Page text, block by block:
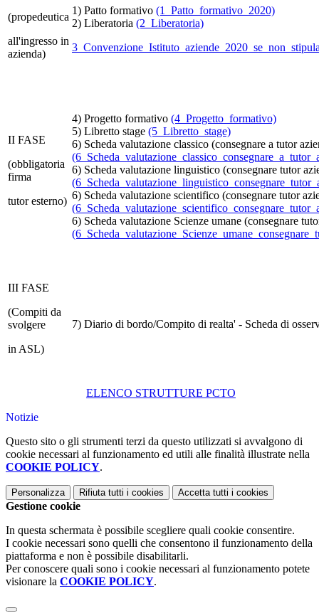
(propedeutica
all'ingresso in
azienda)
1) Patto formativo (1_Patto_formativo_2020)
2) Liberatoria (2_Liberatoria)
II FASE
(obbligatoria
firma
tutor esterno)
4) Progetto formativo (4_Progetto_formativo)
5) Libretto stage (5_Libretto_stage)
6) Scheda valutazione classico (consegnare a tutor
6) Scheda valutazione linguistico (consegnare tutor
6) Scheda valutazione scientifico (consegnare tutor
6) Scheda valutazione Scienze umane (consegnare
III FASE
(Compiti da
svolgere
in ASL)
7) Diario di bordo/Compito di realta' - Scheda di
ELENCO STRUTTURE PCTO
Notizie
Questo sito o gli strumenti terzi da questo utilizzati si avvalgono di
cookie necessari al funzionamento ed utili alle finalità illustrate nella
COOKIE POLICY.
Personalizza Rifiuta tutti i cookies Accetta tutti i cookies
Gestione cookie
In questa schermata è possibile scegliere quali cookie consentire.
I cookie necessari sono quelli che consentono il funzionamento della
piattaforma e non è possibile disabilitarli.
Per conoscere quali sono i cookie necessari al funzionamento potete
visionare la COOKIE POLICY.